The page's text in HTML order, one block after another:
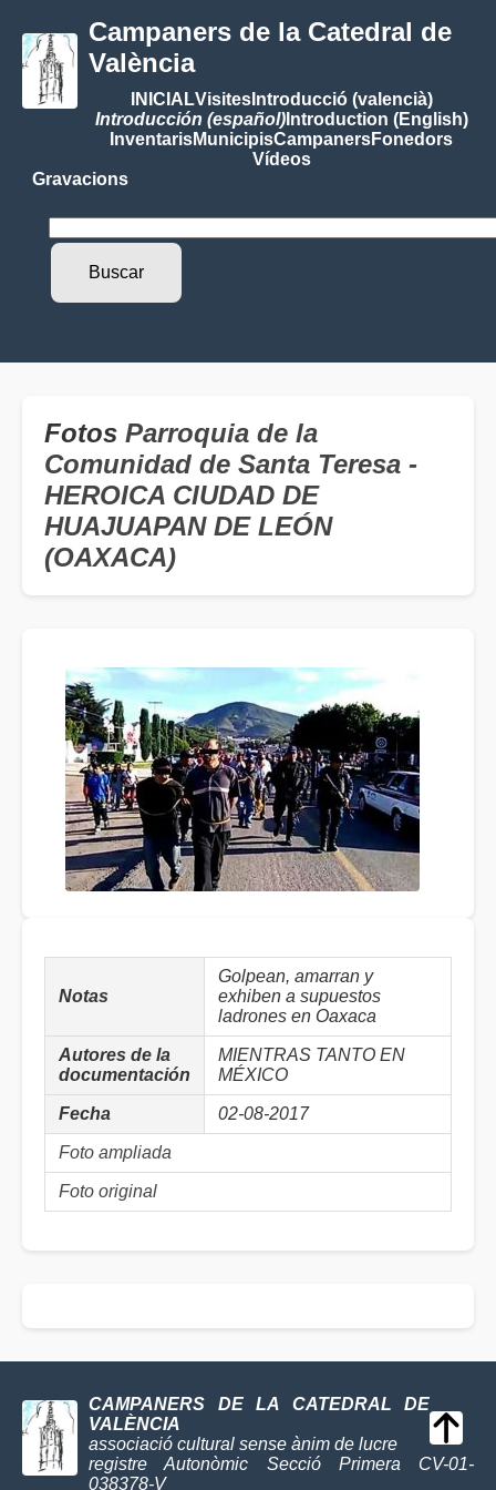
Campaners de la Catedral de
València
INICIALVisitesIntroducció (valencià)
Introducción (español)Introduction (English)
InventarisMunicipisCampanersFonedors
Vídeos
Gravacions
Fotos Parroquia de la
Comunidad de Santa Teresa -
HEROICA CIUDAD DE
HUAJUAPAN DE LEÓN
(OAXACA)
Notas
Golpean, amarran y
exhiben a supuestos
ladrones en Oaxaca
Autores de la
documentación
MIENTRAS TANTO EN
MÉXICO
Fecha 02-08-2017
Foto ampliada
Foto original
CAMPANERS DE LA CATEDRAL DE
VALÈNCIA
associació cultural sense ànim de lucre
registre Autonòmic Secció Primera CV-01-
038378-V